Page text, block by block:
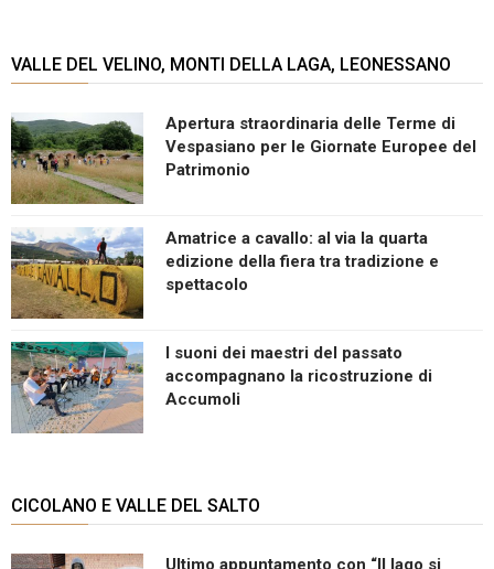
VALLE DEL VELINO, MONTI DELLA LAGA, LEONESSANO
Apertura straordinaria delle Terme di
Vespasiano per le Giornate Europee del
Patrimonio
Amatrice a cavallo: al via la quarta
edizione della fiera tra tradizione e
spettacolo
I suoni dei maestri del passato
accompagnano la ricostruzione di
Accumoli
CICOLANO E VALLE DEL SALTO
Ultimo appuntamento con “Il lago si